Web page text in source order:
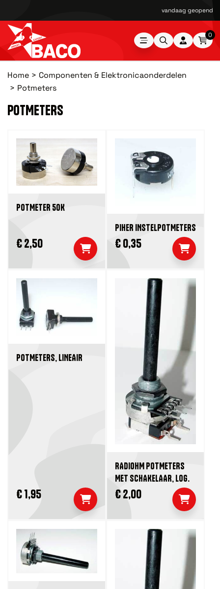
vandaag geopend
0
Home
Componenten & Elektronicaonderdelen
Potmeters
POTMETERS
POTMETER 50K
€ 2,50
PIHER INSTELPOTMETERS
€ 0,35
POTMETERS, LINEAIR
€ 1,95
RADIOHM POTMETERS
MET SCHAKELAAR, LOG.
€ 2,00